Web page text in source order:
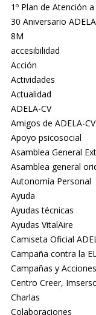
1º Plan de Atención
30 Aniversario
8M
accesibilidad
Acción
Actividades
Actualidad
ADELA-CV
Amigos de ADELA-CV
Apoyo psicosocial
Asamblea General
Asamblea general
Autonomía Personal
Ayuda
Ayudas técnicas
Ayudas VitalAire
Camiseta Oficial
Campaña contra la
Campañas y
Centro Creer,
Charlas
Colaboraciones